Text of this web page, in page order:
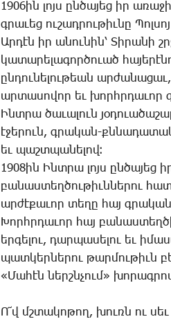
1906ին լոյս ըն­ծա­յեց իր
գրա­ւեց ու­շադ­րու­թիւ­նը
Ար­դէն իր ա­նու­նին՝ ­Տի­րա­նի
կա­տա­րե­լա­գոր­ծո­ւած
ըն­դու­նե­լու­թեան
ար­տա­սո­վոր եւ խորհր­դա­ւոր
Ինտ­րա ծա­ւա­լուն
է­ջե­րուն, գրա­կան-
եւ պաշտ­պա­նե­լով։
1908ին Ինտ­րա լոյս ըն­ծա­յեց
բա­նաս­տեղ­ծու­թիւն­նե­րու
ար­ժէ­քա­ւոր տե­ղը հայ
­Խորհր­դա­ւոր հայ
եր­գե­լու, դար­պա­սե­լու եւ
պատ­կեր­նե­րու թար­մու­թիւն
«­Մա­հէն ներշն­չում»
Ո՜վ մշտա­կո­թող, խուռն ու սեւ